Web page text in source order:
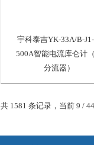
宇科泰吉YK-33A/B-
500A智能电流库仑计
分流器）
共 1581 条记录，当前 9 /